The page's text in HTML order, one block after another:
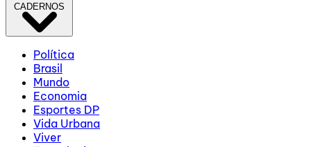
CADERNOS
Política
Brasil
Mundo
Economia
Esportes DP
Vida Urbana
Viver